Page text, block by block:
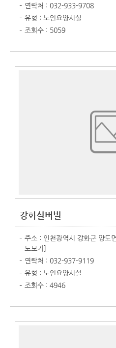
연락처 : 032-933-9708
유형 : 노인요양시설
조회수 : 5059
강화실버빌
주소 : 인천광역시 강화군 양도
도보기]
연락처 : 032-937-9119
유형 : 노인요양시설
조회수 : 4946